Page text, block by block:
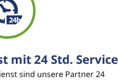
mit 24 Std. Service
sind unsere Partner 24